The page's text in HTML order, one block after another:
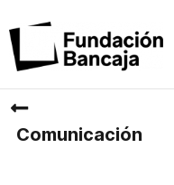
Comunicación